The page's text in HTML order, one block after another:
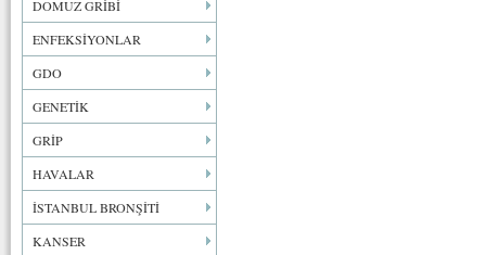
DOMUZ GRİBİ
ENFEKSİYONLAR
GDO
GENETİK
GRİP
HAVALAR
İSTANBUL BRONŞİTİ
KANSER